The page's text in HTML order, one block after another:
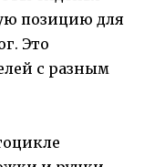
позицию для
Это
с разным